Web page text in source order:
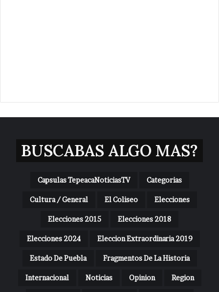
BUSCABAS ALGO MAS?
Capsulas TepeacaNoticiasTV Categorias
Cultura / General El Coliseo Elecciones
Elecciones 2015 Elecciones 2018
Elecciones 2024 Eleccion Extraordinaria 2019
Estado De Puebla Fragmentos De La Historia
Internacional Noticias Opinion Region